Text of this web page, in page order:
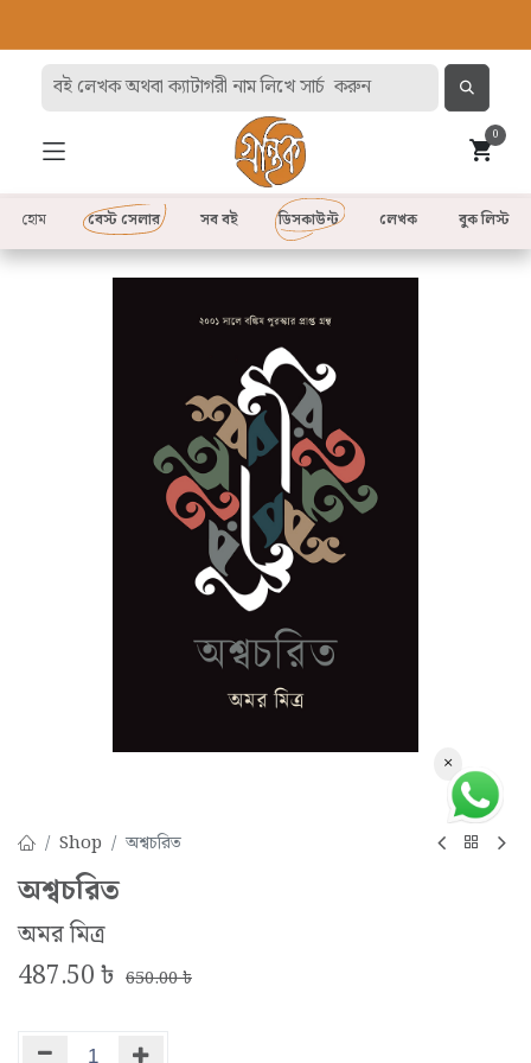
0
হোম বেস্ট সেলার সব বই লেখক
ডিসকাউন্ট বুক লিস্ট
Shop অশ্বচরিত
অশ্বচরিত
অমর মিত্র
487.50৳ 650.00৳
×